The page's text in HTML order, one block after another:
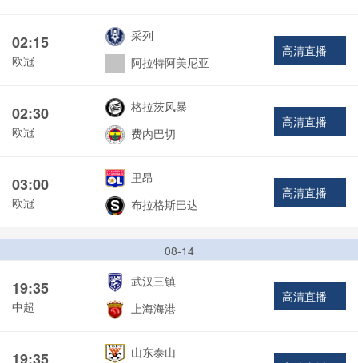
02:15
欧冠
采列
阿拉特阿美尼亚
高清直播
02:30
欧冠
格拉茨风暴
费内巴切
高清直播
03:00
欧冠
里昂
布拉格斯巴达
高清直播
08-14
19:35
中超
武汉三镇
上海海港
高清直播
19:35
山东泰山